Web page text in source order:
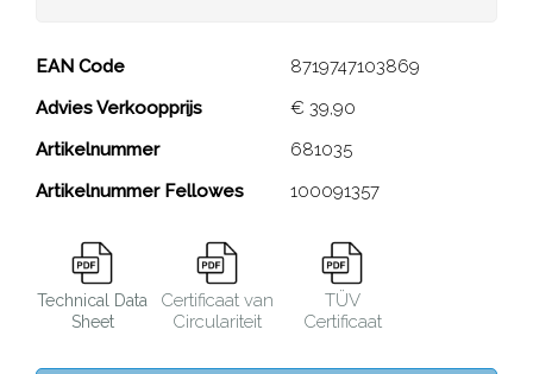
Desk Up® 2.0 - 3x 230V
Close
EAN Code
8719747103869
Advies Verkoopprijs
€ 39,90
Artikelnummer
681035
Artikelnummer Fellowes
100091357
Technical Data
Sheet
Certificaat van
Circulariteit
TÜV
Certificaat